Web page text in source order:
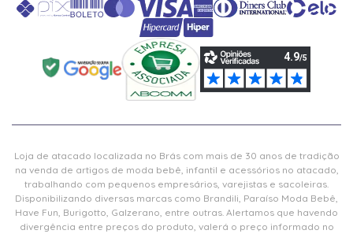
Loja de atacado localizada no Brás com mais de 30 anos de tradição
na venda de artigos de moda bebê, infantil e acessórios no atacado,
trabalhando com pequenos empresários, varejistas e sacoleiras.
Disponibilizando diversas marcas como Brandili, Paraíso Moda Bebê,
Have Fun, Burigotto, Galzerano, entre outras. Alertamos que havendo
divergência entre preços do produto, valerá o preço informado no